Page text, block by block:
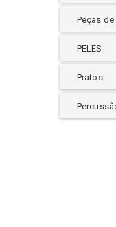
LP
LP -
MEINL
Peças
PELES
Pratos